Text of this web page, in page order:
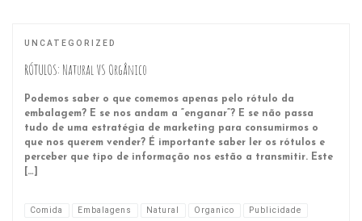
UNCATEGORIZED
RÓTULOS: Natural VS Orgânico
Podemos saber o que comemos apenas pelo rótulo da
embalagem? E se nos andam a “enganar”? E se não passa
tudo de uma estratégia de marketing para consumirmos o
que nos querem vender? É importante saber ler os rótulos e
perceber que tipo de informação nos estão a transmitir. Este
[…]
Comida Embalagens Natural Organico
Publicidade